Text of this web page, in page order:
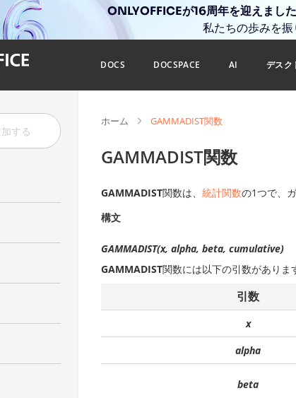
ONLYOFFICEが16周年を迎えました
私たちの歩みを振
DOCS DOCSPACE AI デスク
ホーム GAMMADIST関数
GAMMADIST関数
GAMMADIST関数は、 統計関数の1つで、
構文
GAMMADIST(x, alpha, beta, cumulative)
GAMMADIST関数には以下の引数がありま
引数
x
alpha
beta